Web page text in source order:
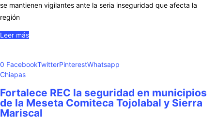
se mantienen vigilantes ante la seria inseguridad que afecta la
región
Leer más
0 FacebookTwitterPinterestWhatsapp
Chiapas
Fortalece REC la seguridad en municipios
de la Meseta Comiteca Tojolabal y Sierra
Mariscal